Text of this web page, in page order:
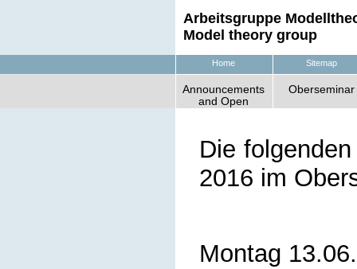
Arbeitsgruppe
Model theory group
Home Sitemap
Announcements
and Open
Oberseminar
Die
2016 im
Montag